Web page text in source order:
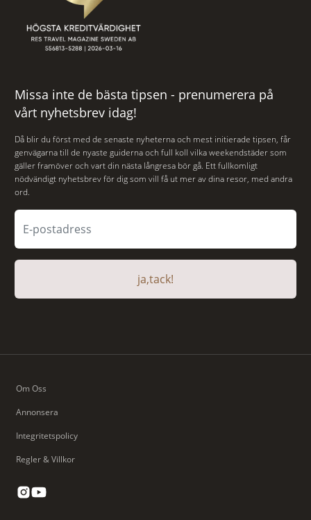
Missa inte de bästa tipsen - prenumerera på
vårt nyhetsbrev idag!
Då blir du först med de senaste nyheterna och mest initierade tipsen, får
genvägarna till de nyaste guiderna och full koll vilka weekendstäder som
gäller framöver och vart din nästa långresa bör gå. Ett fullkomligt
nödvändigt nyhetsbrev för dig som vill få ut mer av dina resor, med andra
ord.
ja,tack!
Om Oss
Annonsera
Integritetspolicy
Regler & Villkor